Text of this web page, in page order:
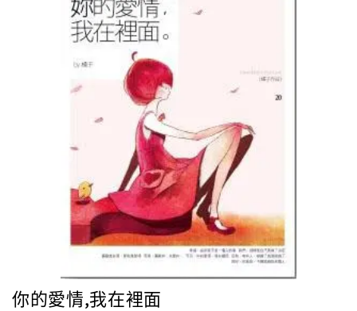
你的愛情,我在裡面